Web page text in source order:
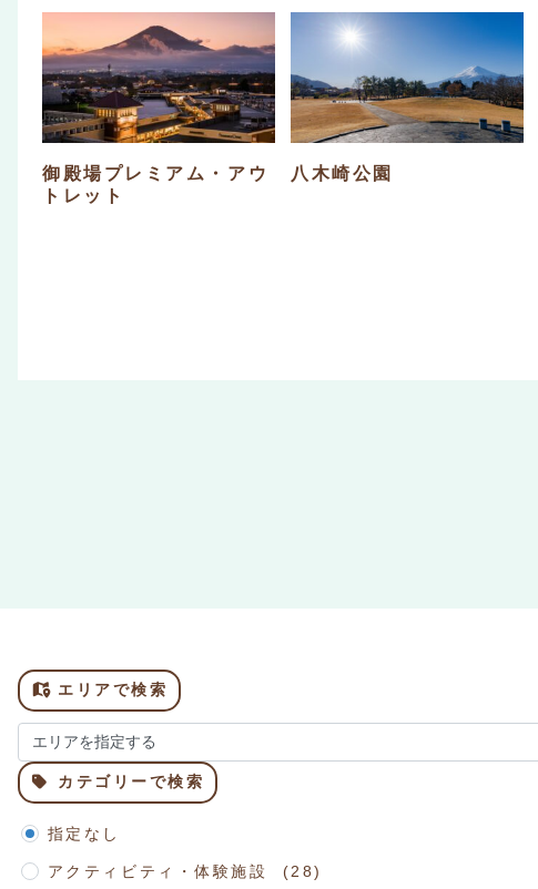
御殿場プレミアム・アウ
トレット
八木崎公園
エリアで検索
カテゴリーで検索
指定なし
アクティビティ・体験施設 (28)